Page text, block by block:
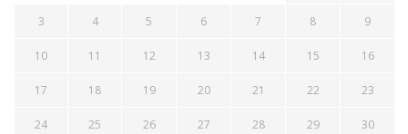
3 4 5 6 7 8 9
10 11 12 13 14 15 16
17 18 19 20 21 22 23
24 25 26 27 28 29 30